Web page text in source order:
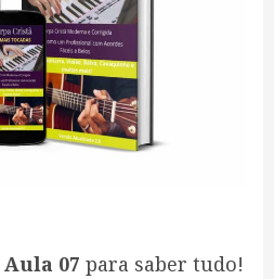
Aula 07 para saber tudo!